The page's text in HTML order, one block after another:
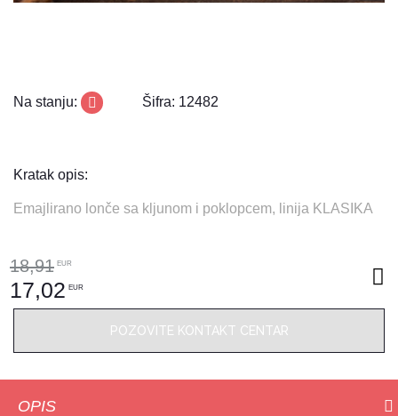
Na stanju: Šifra: 12482
Kratak opis:
Emajlirano lonče sa kljunom i poklopcem, linija KLASIKA
18,91 EUR
17,02 EUR
POZOVITE KONTAKT CENTAR
OPIS